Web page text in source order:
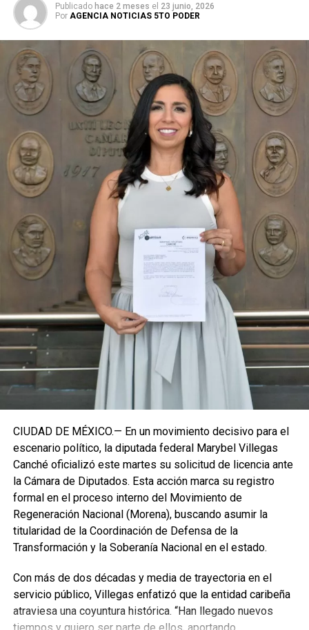
Durante su encargo en la Cámara Alta, Gino Segura centró
su agenda legislativa en iniciativas orientadas a
robustecer el desarrollo económico, la sustentabilidad
turística y la equidad social. Sin embargo, enfatizó que la
coyuntura actual exige priorizar la organización comunitaria
para asegurar la continuidad del proyecto político en la
región sureste del país.
Con esta determinación, el senador abre una etapa
decisiva en su trayectoria pública, apostando por una
estrategia de cercanía ciudadana. Su retorno a Quintana
Roo busca garantizar la cohesión de las estructuras de
izquierda de cara a los próximos retos políticos. El relevo
institucional se procesará conforme a los tiempos legales
establecidos, manteniendo la continuidad de la
representación parlamentaria del estado.
Fuente: 5to Poder Agencia de Noticias
Publicado hace 2 meses el 23 junio, 2026
Por AGENCIA NOTICIAS 5TO PODER
CIUDAD DE MÉXICO.— En un movimiento decisivo para el
escenario político, la diputada federal Marybel Villegas
Canché oficializó este martes su solicitud de licencia ante
la Cámara de Diputados. Esta acción marca su registro
formal en el proceso interno del Movimiento de
Regeneración Nacional (Morena), buscando asumir la
titularidad de la Coordinación de Defensa de la
Transformación y la Soberanía Nacional en el estado.
Con más de dos décadas y media de trayectoria en el
servicio público, Villegas enfatizó que la entidad caribeña
atraviesa una coyuntura histórica. “Han llegado nuevos